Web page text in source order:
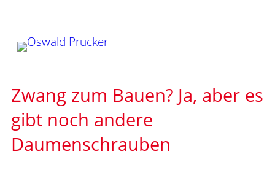
springen
Zwang zum Bauen? Ja, aber es
gibt noch andere
Daumenschrauben